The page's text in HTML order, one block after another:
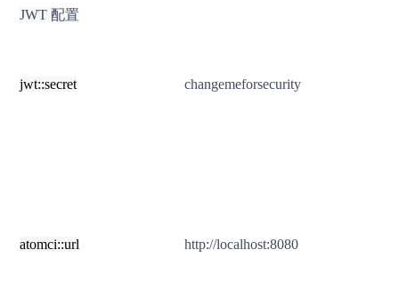
JWT 配置
jwt::secret changemeforsecurity
atomci::url http://localhost:8080